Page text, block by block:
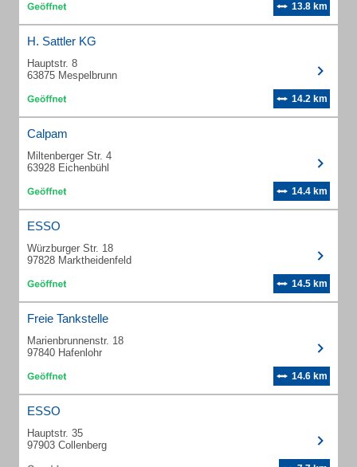
13.8 km
H. Sattler KG
Hauptstr. 8
63875 Mespelbrunn
14.2 km
Calpam
Miltenberger Str. 4
63928 Eichenbühl
14.4 km
ESSO
Würzburger Str. 18
97828 Marktheidenfeld
14.5 km
Freie Tankstelle
Marienbrunnenstr. 18
97840 Hafenlohr
14.6 km
ESSO
Hauptstr. 35
97903 Collenberg